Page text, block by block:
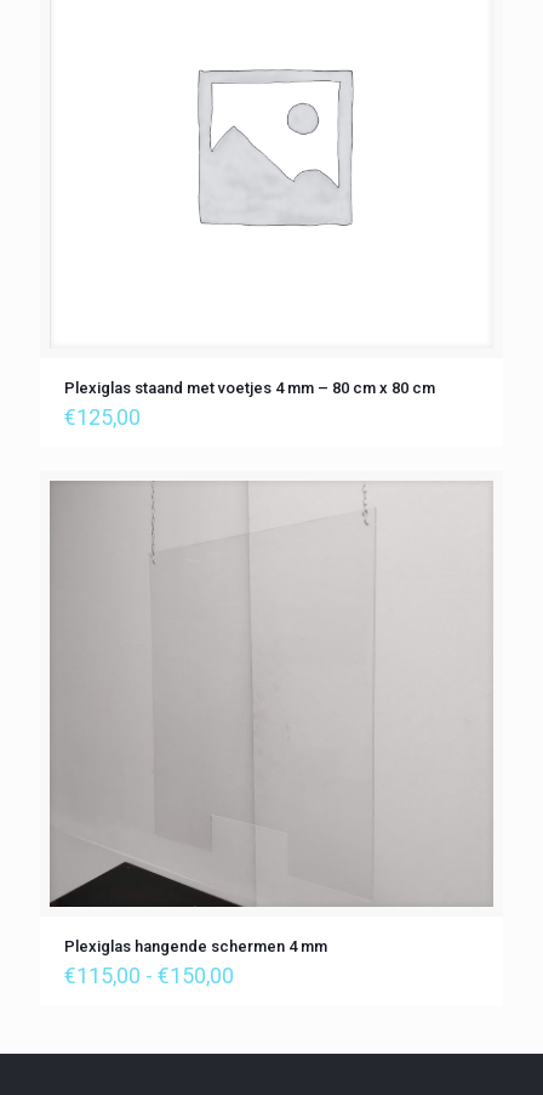
Plexiglas staand met voetjes 4 mm – 80 cm x 80 cm
€125,00
Plexiglas hangende schermen 4 mm
€115,00 - €150,00